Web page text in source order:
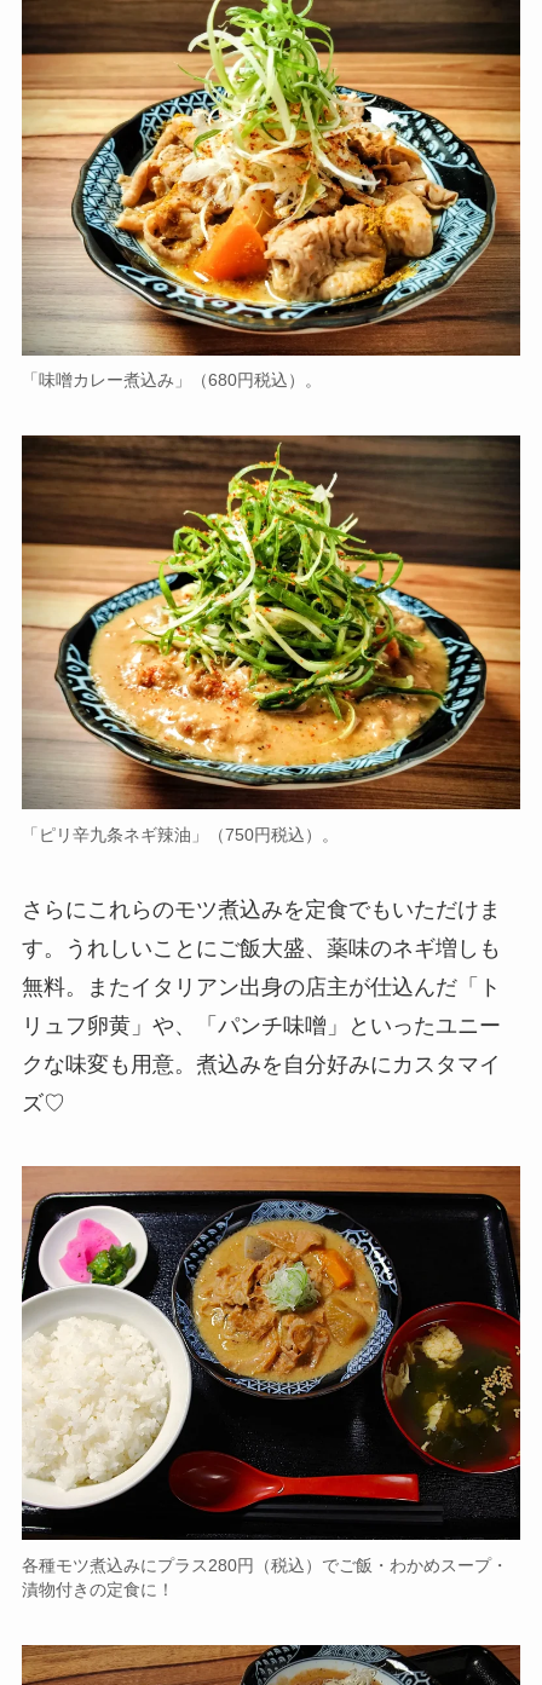
「味噌カレー煮込み」（680円税込）。
「ピリ辛九条ネギ辣油」（750円税込）。
さらにこれらのモツ煮込みを定食でもいただけま
す。うれしいことにご飯大盛、薬味のネギ増しも
無料。またイタリアン出身の店主が仕込んだ「ト
リュフ卵黄」や、「パンチ味噌」といったユニー
クな味変も用意。煮込みを自分好みにカスタマイ
ズ♡
各種モツ煮込みにプラス280円（税込）でご飯・わかめスープ・
漬物付きの定食に！